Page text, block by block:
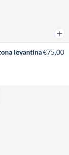
levantina€75,00